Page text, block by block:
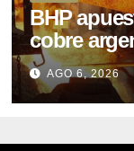
BHP
cobre
acuerdo
para siete
AGO 6, 2026